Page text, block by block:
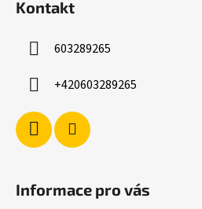
Kontakt
603289265
+420603289265
Informace pro vás